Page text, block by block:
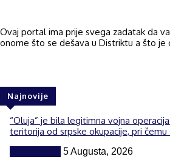
Ovaj portal ima prije svega zadatak da
onome što se dešava u Distriktu a što je
Najnovije
“Oluja” je bila legitimna vojna
teritorija od srpske okupacije, pri čemu
5 Augusta, 2026